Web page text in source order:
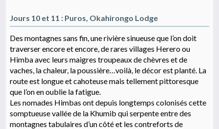
Jours 10 et 11 : Puros, Okahirongo Lodge
Des montagnes sans fin, une rivière sinueuse que l’on doit
traverser encore et encore, de rares villages Herero ou
Himba avec leurs maigres troupeaux de chèvres et de
vaches, la chaleur, la poussière…voilà, le décor est planté. La
route est longue et cahoteuse mais tellement pittoresque
que l’on en oublie la fatigue.
Les nomades Himbas ont depuis longtemps colonisés cette
somptueuse vallée de la Khumib qui serpente entre des
montagnes tabulaires d’un côté et les contreforts de